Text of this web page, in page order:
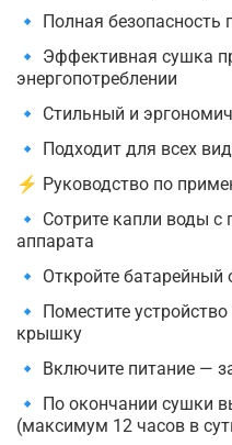
🔹 Полная безопасность
🔹 Эффективная сушка
энергопотреблении
🔹 Стильный и
🔹 Подходит для всех
⚡ Руководство по
🔹 Сотрите капли воды с
аппарата
🔹 Откройте батарейный
🔹 Поместите
крышку
🔹 Включите питание —
🔹 По окончании сушки
(максимум 12 часов в